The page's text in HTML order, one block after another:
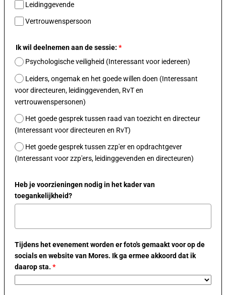
Leidinggevende
Vertrouwenspersoon
Ik wil deelnemen aan de sessie: *
Psychologische veiligheid (Interessant voor iedereen)
Leiders, ongemak en het goede willen doen (Interessant
voor directeuren, leidinggevenden, RvT en
vertrouwenspersonen)
Het goede gesprek tussen raad van toezicht en directeur
(Interessant voor directeuren en RvT)
Het goede gesprek tussen zzp'er en opdrachtgever
(Interessant voor zzp'ers, leidinggevenden en directeuren)
Heb je voorzieningen nodig in het kader van
toegankelijkheid?
Tijdens het evenement worden er foto's gemaakt voor op de
socials en website van Mores. Ik ga ermee akkoord dat ik
daarop sta. *